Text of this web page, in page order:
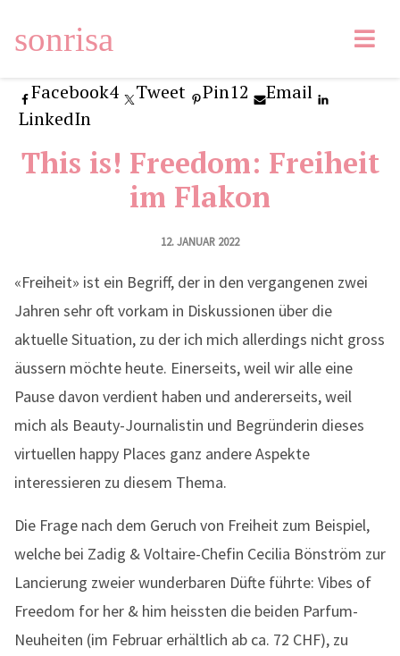
sonrisa
Facebook4 Tweet Pin12
Email
LinkedIn
This is! Freedom: Freiheit
im Flakon
12. JANUAR 2022
«Freiheit» ist ein Begriff, der in den vergangenen zwei
Jahren sehr oft vorkam in Diskussionen über die
aktuelle Situation, zu der ich mich allerdings nicht gross
äussern möchte heute. Einerseits, weil wir alle eine
Pause davon verdient haben und andererseits, weil
mich als Beauty-Journalistin und Begründerin dieses
virtuellen happy Places ganz andere Aspekte
interessieren zu diesem Thema.
Die Frage nach dem Geruch von Freiheit zum Beispiel,
welche bei Zadig & Voltaire-Chefin Cecilia Bönström zur
Lancierung zweier wunderbaren Düfte führte: Vibes of
Freedom for her & him heissten die beiden Parfum-
Neuheiten (im Februar erhältlich ab ca. 72 CHF), zu